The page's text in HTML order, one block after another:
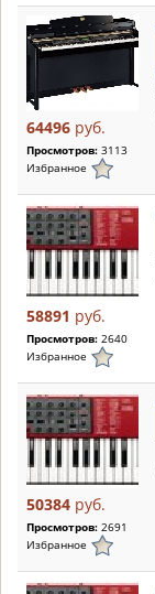
64496 руб.
Просмотров: 3113
Избранное
58891 руб.
Просмотров: 2640
Избранное
50384 руб.
Просмотров: 2691
Избранное